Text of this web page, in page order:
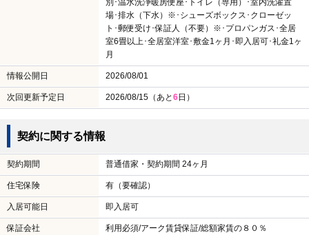
別･温水洗浄暖房便座･トイレ（専用）･室内洗濯置
場･排水（下水）※･シューズボックス･クローゼッ
ト･郵便受け･保証人（不要）※･プロパンガス･全居
室6畳以上･全居室洋室･敷金1ヶ月･即入居可･礼金1ヶ
月
情報公開日 2026/08/01
次回更新予定日 2026/08/15（あと6日）
契約に関する情報
契約期間 普通借家・契約期間 24ヶ月
住宅保険 有（要確認）
入居可能日 即入居可
保証会社 利用必須/アーク賃貸保証/総額家賃の８０％